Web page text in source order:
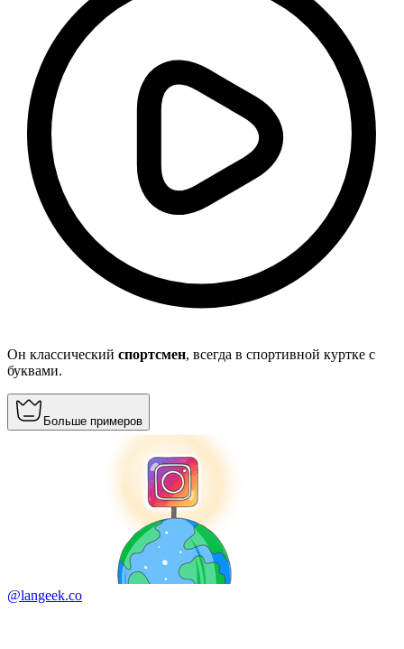
Он классический спортсмен, всегда в спортивной куртке с
буквами.
Больше примеров
@langeek.co